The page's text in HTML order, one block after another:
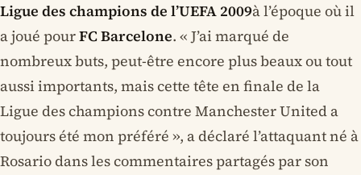
Ligue des champions de l’UEFA 2009à l’époque où il
a joué pourFC Barcelone. « J’ai marqué de
nombreux buts, peut-être encore plus beaux ou tout
aussi importants, mais cette tête en finale de la
Ligue des champions contre Manchester United a
toujours été mon préféré », a déclaré l’attaquant né à
Rosario dans les commentaires partagés par son